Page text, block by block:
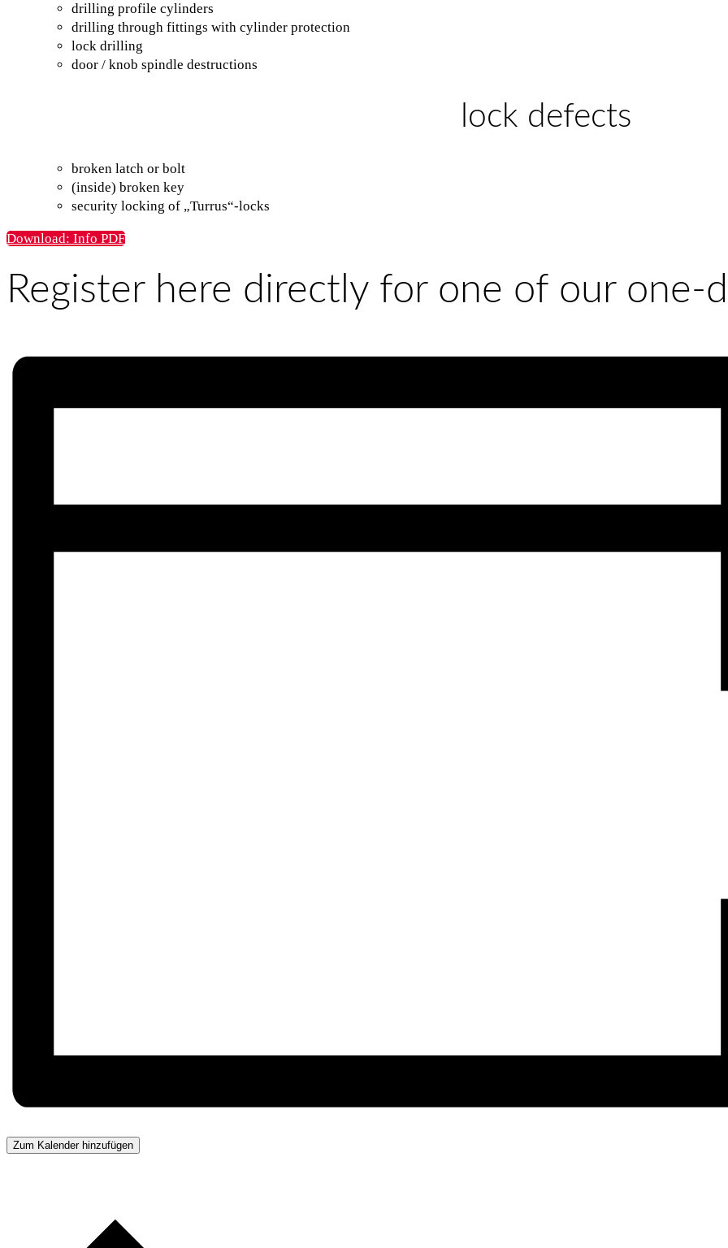
drilling profile cylinders
drilling through fittings with cylinder protection
lock drilling
door / knob spindle destructions
lock defects
broken latch or bolt
(inside) broken key
security locking of „Turrus“-locks
Download: Info PDF
Register here directly for one of our one-
Zum Kalender hinzufügen